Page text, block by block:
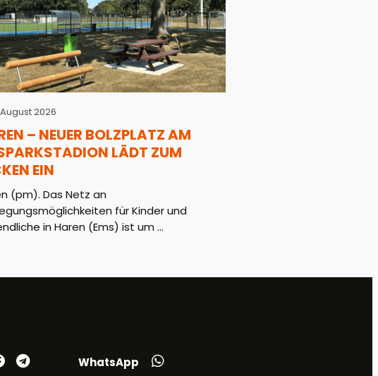
2026
– NEUER BOLZPLATZ AM
LÄDT ZUM
EIN
(pm). Das Netz an
für Kinder und
in Haren (Ems) ist um ...
WhatsApp